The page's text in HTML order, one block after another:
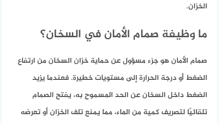
الخزان.
ما وظيفة صمام الأمان في السخان؟
صمام الأمان هو جزء مسؤول عن حماية خزان السخان من ارتفاع
الضغط أو درجة الحرارة إلى مستويات خطيرة. فعندما يزيد
الضغط داخل السخان عن الحد المسموح به، يفتح الصمام
تلقائيًا لتصريف كمية من الماء، مما يمنع تلف الخزان أو تعرضه